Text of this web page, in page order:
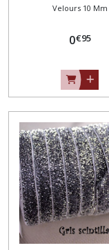
ARGENT ** 10
Vendu au
Velours 10 Mm
0€95